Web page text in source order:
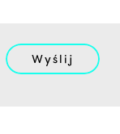
Wyślij